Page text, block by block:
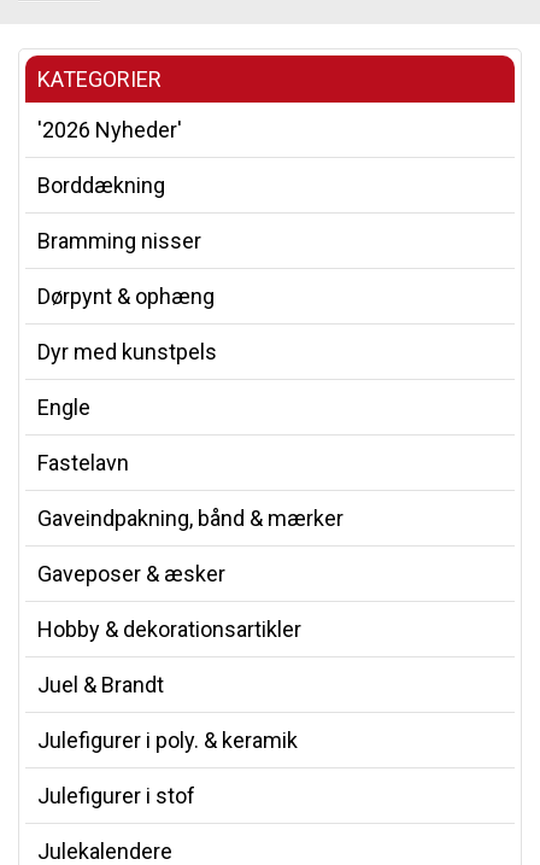
KATEGORIER
'2026 Nyheder'
Borddækning
Bramming nisser
Dørpynt & ophæng
Dyr med kunstpels
Engle
Fastelavn
Gaveindpakning, bånd & mærker
Gaveposer & æsker
Hobby & dekorationsartikler
Juel & Brandt
Julefigurer i poly. & keramik
Julefigurer i stof
Julekalendere